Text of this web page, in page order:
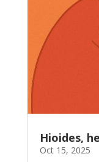
Hioides,
Oct 15, 2025